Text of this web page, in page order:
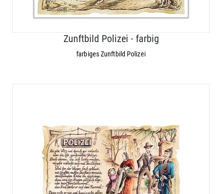
Zunftbild Polizei - farbig
farbiges Zunftbild Polizei